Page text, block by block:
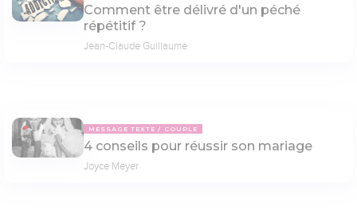
Comment être délivré d'un péché
répétitif ?
Jean-Claude Guillaume
MESSAGE TEXTE COUPLE
4 conseils pour réussir son mariage
Joyce Meyer